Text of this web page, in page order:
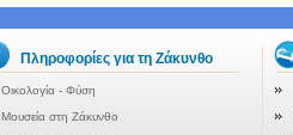
Πληροφορίες για τη Ζάκυνθο
Οικολογία - Φύση
Μουσεία στη Ζάκυνθο